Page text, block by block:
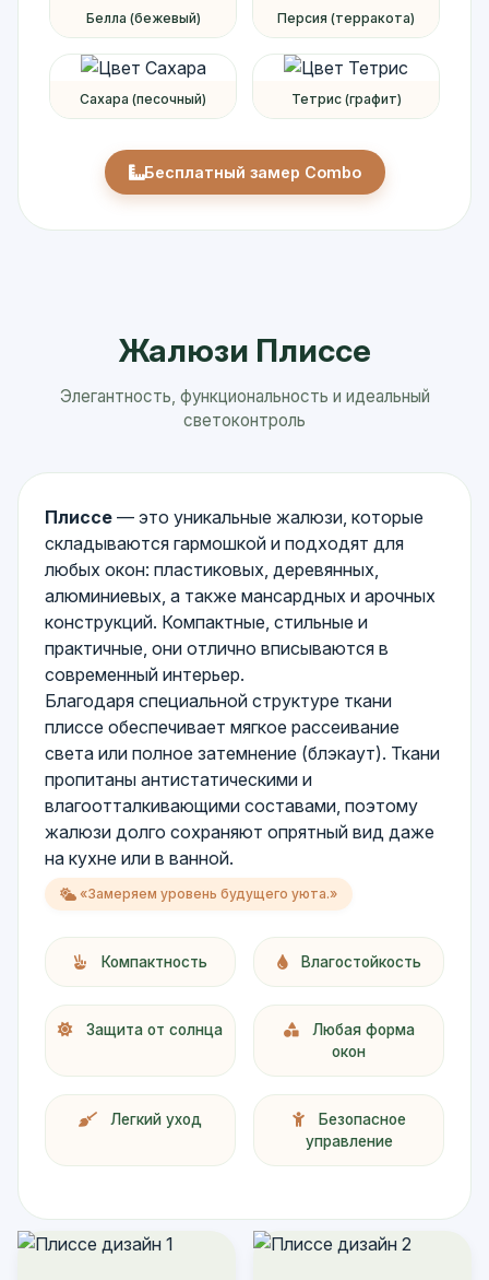
Белла (бежевый) Персия (терракота)
Сахара (песочный) Тетрис (графит)
Бесплатный замер Combo
Жалюзи Плиссе
Элегантность, функциональность и идеальный
светоконтроль
Плиссе — это уникальные жалюзи, которые
складываются гармошкой и подходят для
любых окон: пластиковых, деревянных,
алюминиевых, а также мансардных и арочных
конструкций. Компактные, стильные и
практичные, они отлично вписываются в
современный интерьер.
Благодаря специальной структуре ткани
плиссе обеспечивает мягкое рассеивание
света или полное затемнение (блэкаут). Ткани
пропитаны антистатическими и
влагоотталкивающими составами, поэтому
жалюзи долго сохраняют опрятный вид даже
на кухне или в ванной.
«Замеряем уровень будущего уюта.»
Компактность Влагостойкость
Защита от солнца
Любая форма
окон
Легкий уход
Безопасное
управление